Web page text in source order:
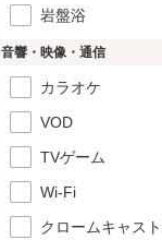
岩盤浴
音響・映像・通信
カラオケ
VOD
TVゲーム
Wi-Fi
クロームキャスト